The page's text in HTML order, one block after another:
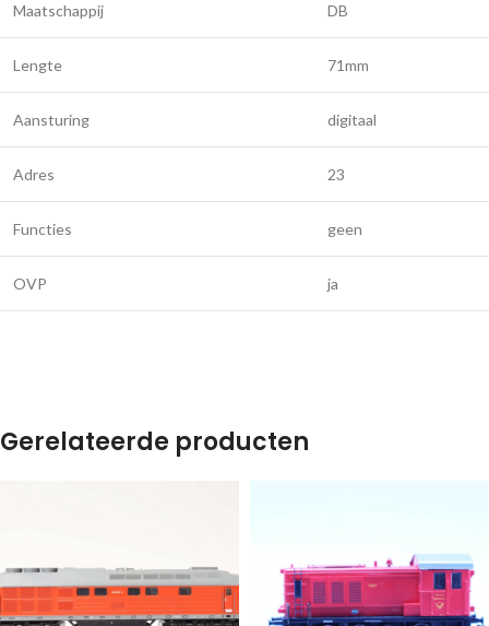
Maatschappij DB
Lengte 71mm
Aansturing digitaal
Adres 23
Functies geen
OVP ja
Gerelateerde producten